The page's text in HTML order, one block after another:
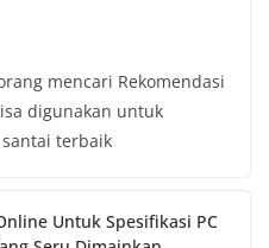
mencari Rekomendasi
digunakan untuk
terbaik
Untuk Spesifikasi PC